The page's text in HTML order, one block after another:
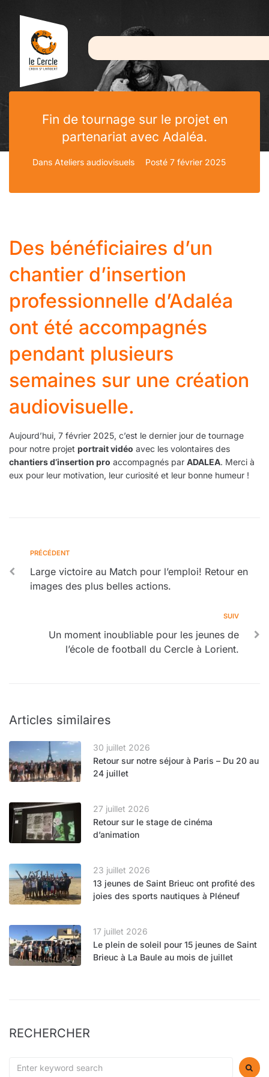
Fin de tournage sur le projet en
partenariat avec Adaléa.
Dans Ateliers audiovisuels Posté 7 février 2025
Des bénéficiaires d’un
chantier d’insertion
professionnelle d’Adaléa
ont été accompagnés
pendant plusieurs
semaines sur une création
audiovisuelle.
Aujourd’hui, 7 février 2025, c’est le dernier jour de tournage
pour notre projet portrait vidéo avec les volontaires des
chantiers d’insertion pro accompagnés par ADALEA. Merci à
eux pour leur motivation, leur curiosité et leur bonne humeur !
PRÉCÉDENT
Large victoire au Match pour l’emploi! Retour en
images des plus belles actions.
SUIV
Un moment inoubliable pour les jeunes de
l’école de football du Cercle à Lorient.
Articles similaires
30 juillet 2026
Retour sur notre séjour à Paris – Du 20 au
24 juillet
27 juillet 2026
Retour sur le stage de cinéma
d’animation
23 juillet 2026
13 jeunes de Saint Brieuc ont profité des
joies des sports nautiques à Pléneuf
17 juillet 2026
Le plein de soleil pour 15 jeunes de Saint
Brieuc à La Baule au mois de juillet
RECHERCHER